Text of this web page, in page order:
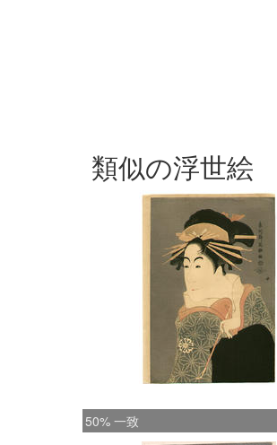
類似の浮世絵
50% 一致